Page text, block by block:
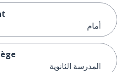
أمام
المدرسة الثانوية